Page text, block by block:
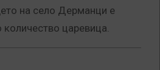
на село Дерманци е
количество царевица.